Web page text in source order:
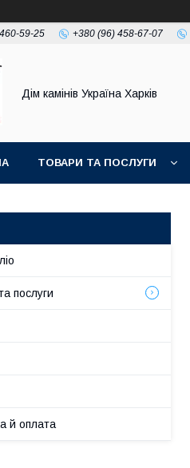
59-25 +380 (96) 458-67-07
Дім камінів Україна Харків
ТОВАРИ ТА ПОСЛУГИ
послуги
й оплата